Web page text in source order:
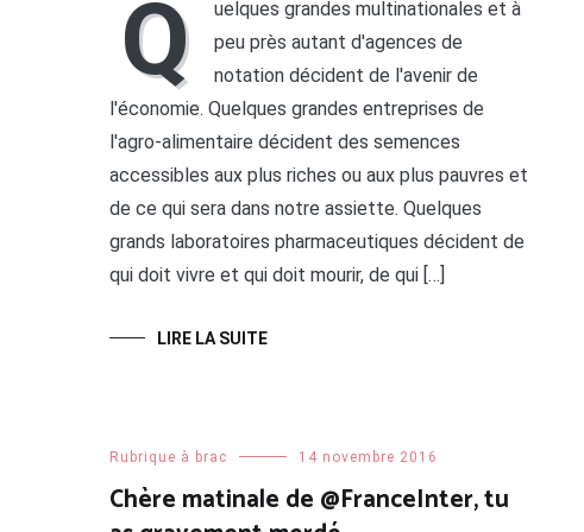
Q
uelques grandes multinationales et à
peu près autant d'agences de
notation décident de l'avenir de
l'économie. Quelques grandes entreprises de
l'agro-alimentaire décident des semences
accessibles aux plus riches ou aux plus pauvres et
de ce qui sera dans notre assiette. Quelques
grands laboratoires pharmaceutiques décident de
qui doit vivre et qui doit mourir, de qui […]
LIRE LA SUITE
Rubrique à brac 14 novembre 2016
Chère matinale de @FranceInter, tu